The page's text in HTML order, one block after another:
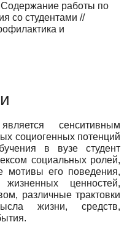
Содержание работы по
со студентами //
и
сенситивным
социогенных потенций
в вузе студент
социальных ролей,
мотивы его поведения,
ценностей,
различные трактовки
жизни, средств,